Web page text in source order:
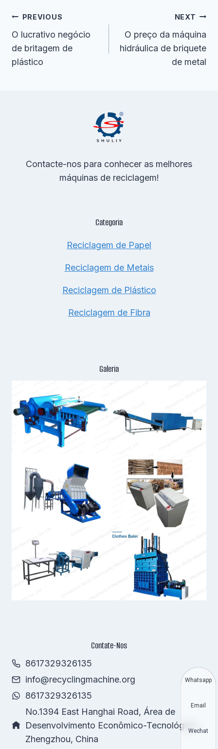
Navegação
De
Artigos
PREVIOUS
O lucrativo negócio
de britagem de
plástico
NEXT
O preço da máquina
hidráulica de briquete
de metal
Contacte-nos para conhecer as melhores
máquinas de reciclagem!
Categoria
Reciclagem de Papel
Reciclagem de Metais
Reciclagem de Plástico
Reciclagem de Fibra
Galeria
Contate-Nos
8617329326135
info@recyclingmachine.org
8617329326135
No.1394 East Hanghai Road, Área de
Desenvolvimento Econômico-Tecnológico,
Zhengzhou, China
Whatsapp
Email
Wechat